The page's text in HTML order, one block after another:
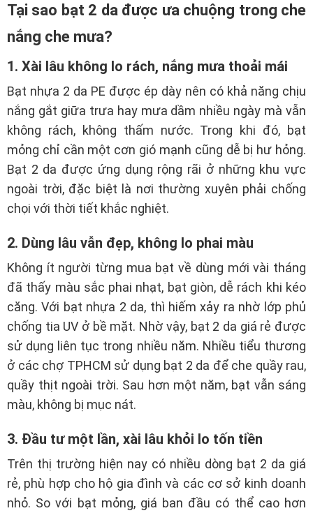
Tại sao bạt 2 da được ưa chuộng trong che
nắng che mưa?
1. Xài lâu không lo rách, nắng mưa thoải mái
Bạt nhựa 2 da PE được ép dày nên có khả năng chịu
nắng gắt giữa trưa hay mưa dầm nhiều ngày mà vẫn
không rách, không thấm nước. Trong khi đó, bạt
mỏng chỉ cần một cơn gió mạnh cũng dễ bị hư hỏng.
Bạt 2 da được ứng dụng rộng rãi ở những khu vực
ngoài trời, đặc biệt là nơi thường xuyên phải chống
chọi với thời tiết khắc nghiệt.
2. Dùng lâu vẫn đẹp, không lo phai màu
Không ít người từng mua bạt về dùng mới vài tháng
đã thấy màu sắc phai nhạt, bạt giòn, dễ rách khi kéo
căng. Với bạt nhựa 2 da, thì hiếm xảy ra nhờ lớp phủ
chống tia UV ở bề mặt. Nhờ vậy, bạt 2 da giá rẻ được
sử dụng liên tục trong nhiều năm. Nhiều tiểu thương
ở các chợ TPHCM sử dụng bạt 2 da để che quầy rau,
quầy thịt ngoài trời. Sau hơn một năm, bạt vẫn sáng
màu, không bị mục nát.
3. Đầu tư một lần, xài lâu khỏi lo tốn tiền
Trên thị trường hiện nay có nhiều dòng bạt 2 da giá
rẻ, phù hợp cho hộ gia đình và các cơ sở kinh doanh
nhỏ. So với bạt mỏng, giá ban đầu có thể cao hơn